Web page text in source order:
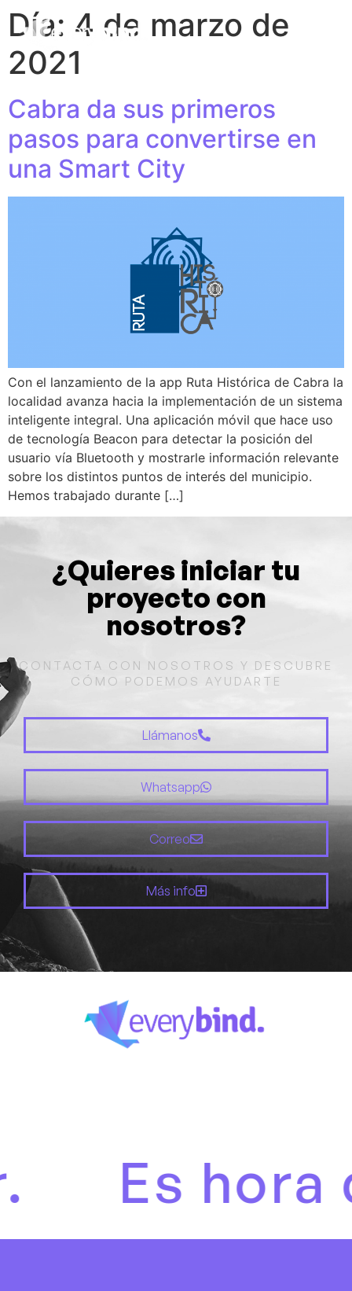
Día: 4 de marzo de
2021
Cabra da sus primeros
pasos para convertirse en
una Smart City
Con el lanzamiento de la app Ruta Histórica de Cabra la
localidad avanza hacia la implementación de un sistema
inteligente integral. Una aplicación móvil que hace uso
de tecnología Beacon para detectar la posición del
usuario vía Bluetooth y mostrarle información relevante
sobre los distintos puntos de interés del municipio.
Hemos trabajado durante […]
¿Quieres iniciar tu
proyecto con
nosotros?
CONTACTA CON NOSOTROS Y DESCUBRE
CÓMO PODEMOS AYUDARTE
Llámanos
Whatsapp
Correo
Más info
Es hora